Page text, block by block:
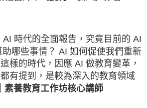
時代的全面報告，究竟目前的 AI
哪些事情？ AI 如何促使我們重新
樣的時代，因應 AI 做教育變革，
有提到，是較為深入的教育領域
養教育工作坊核心講師